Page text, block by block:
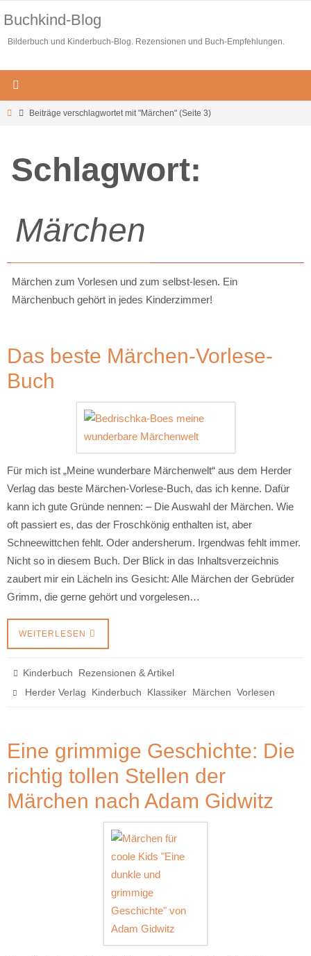
Inhalt
springen
Buchkind-Blog
Bilderbuch und Kinderbuch-Blog. Rezensionen und Buch-Empfehlungen.
StartBeiträge verschlagwortet mit "Märchen" (Seite 3)
Schlagwort:
Märchen
Märchen zum Vorlesen und zum selbst-lesen. Ein
Märchenbuch gehört in jedes Kinderzimmer!
Das beste Märchen-Vorlese-
Buch
Für mich ist „Meine wunderbare Märchenwelt“ aus dem Herder
Verlag das beste Märchen-Vorlese-Buch, das ich kenne. Dafür
kann ich gute Gründe nennen: – Die Auswahl der Märchen. Wie
oft passiert es, das der Froschkönig enthalten ist, aber
Schneewittchen fehlt. Oder andersherum. Irgendwas fehlt immer.
Nicht so in diesem Buch. Der Blick in das Inhaltsverzeichnis
zaubert mir ein Lächeln ins Gesicht: Alle Märchen der Gebrüder
Grimm, die gerne gehört und vorgelesen…
WEITERLESEN
Kinderbuch
Rezensionen & Artikel
Herder Verlag
Kinderbuch Klassiker Märchen ,Vorlesen
Eine grimmige Geschichte: Die
richtig tollen Stellen der
Märchen nach Adam Gidwitz